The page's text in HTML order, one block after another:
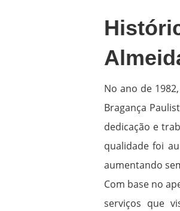
No ano de
Bragança
dedicação e
qualidade foi
aumentando
Com base no
serviços que